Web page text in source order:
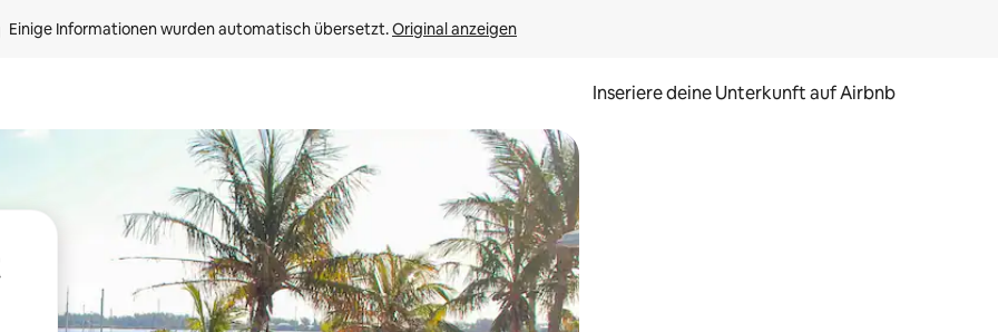
Einige Informationen wurden automatisch übersetzt. Original anzeigen
Inseriere deine Unterkunft auf Airbnb